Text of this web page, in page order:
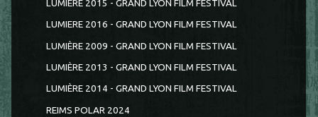
LUMIERE 2015 - GRAND LYON FILM FESTIVAL
LUMIERE 2016 - GRAND LYON FILM FESTIVAL
LUMIÈRE 2009 - GRAND LYON FILM FESTIVAL
LUMIÈRE 2013 - GRAND LYON FILM FESTIVAL
LUMIÈRE 2014 - GRAND LYON FILM FESTIVAL
REIMS POLAR 2024